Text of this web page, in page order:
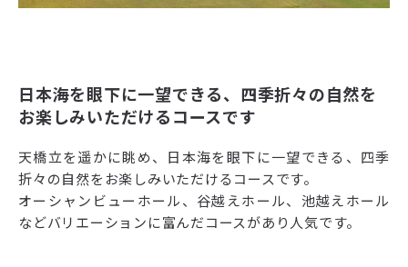
日本海を眼下に一望できる、四季折々の自然を
お楽しみいただけるコースです
天橋立を遥かに眺め、日本海を眼下に一望できる、四季
折々の自然をお楽しみいただけるコースです。
オーシャンビューホール、谷越えホール、池越えホール
などバリエーションに富んだコースがあり人気です。